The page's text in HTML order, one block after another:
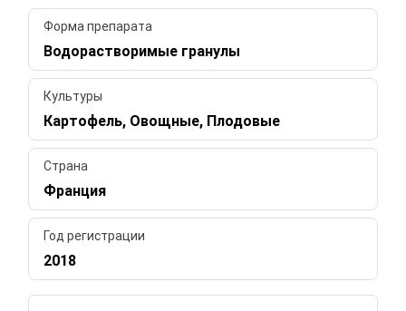
Форма препарата
Водорастворимые гранулы
Культуры
Картофель, Овощные, Плодовые
Страна
Франция
Год регистрации
2018